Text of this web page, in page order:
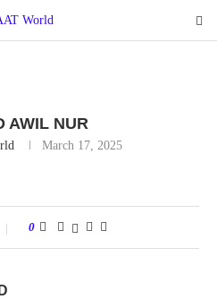
AWIL NUR
March 17, 2025
0